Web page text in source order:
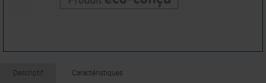
Descriptif Caractéristiques